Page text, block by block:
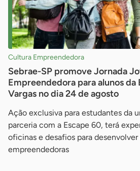
Cultura Empreendedora
Sebrae-SP promove Jornada
Empreendedora para alunos
Vargas no dia 24 de agosto
Ação exclusiva para estudantes da
parceria com a Escape 60, terá
oficinas e desafios para
empreendedoras